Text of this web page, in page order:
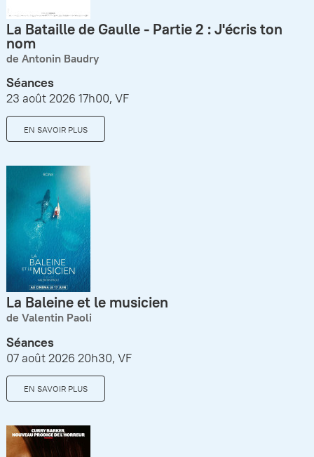
La Bataille de Gaulle - Partie 2 : J'écris ton
nom
de Antonin Baudry
Séances
23 août 2026 17h00, VF
EN SAVOIR PLUS
La Baleine et le musicien
de Valentin Paoli
Séances
07 août 2026 20h30, VF
EN SAVOIR PLUS